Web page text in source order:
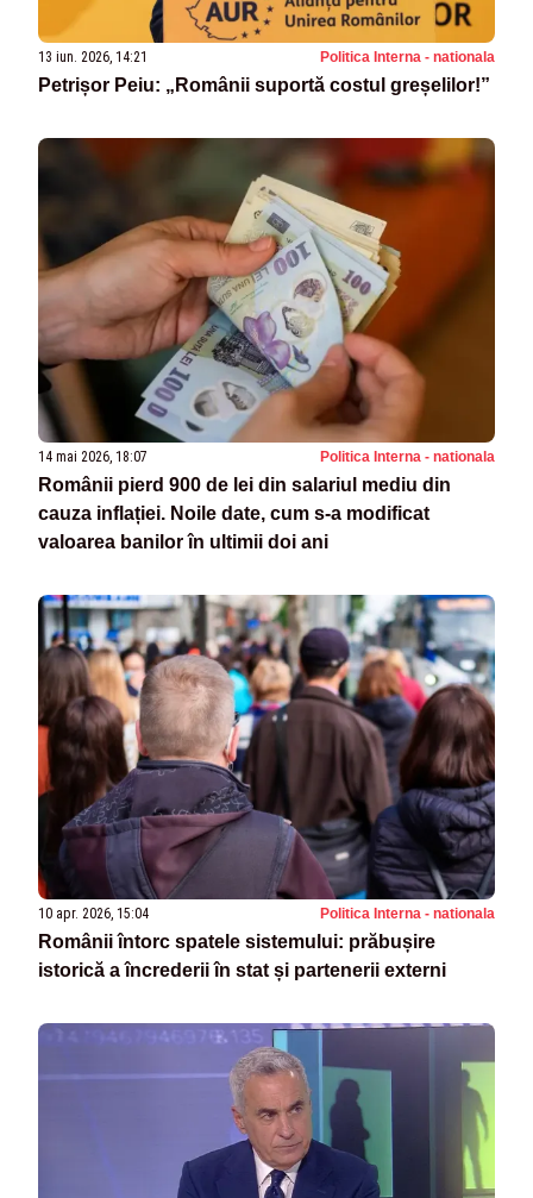
13 iun. 2026, 14:21 Politica Interna - nationala
Petrișor Peiu: „Românii suportă costul greșelilor!”
14 mai 2026, 18:07 Politica Interna - nationala
Românii pierd 900 de lei din salariul mediu din
cauza inflației. Noile date, cum s-a modificat
valoarea banilor în ultimii doi ani
10 apr. 2026, 15:04 Politica Interna - nationala
Românii întorc spatele sistemului: prăbușire
istorică a încrederii în stat și partenerii externi